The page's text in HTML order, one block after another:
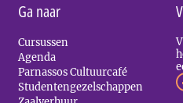
Ga naar
Cursussen
Agenda
Parnassos Cultuurcafé
Studentengezelschappen